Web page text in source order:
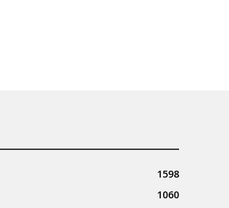
1598
1060